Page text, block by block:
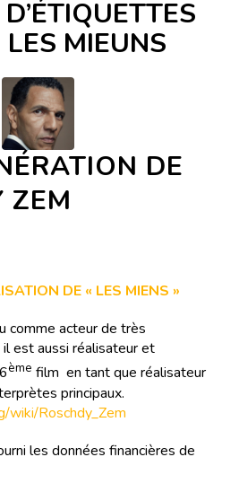
LES MIEUNS
DE
ZEM
DE « LES MIENS »
comme acteur de très
est aussi réalisateur et
ème film en tant que réalisateur
principaux.
wiki/Roschdy_Zem
les données financières de